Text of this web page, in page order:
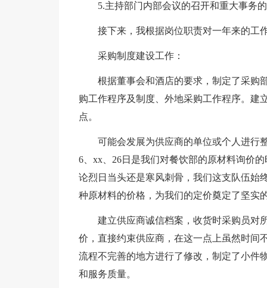
5.主持部门内部会议的召开和重大事务
接下来，我根据岗位职责对一年来的工
采购制度建设工作：
根据董事会和酒店的要求，制定了采购
购工作程序及制度、外地采购工作程序。建
点。
可能会发展为供应商的单位或个人进行
6、xx、26日是我们对餐饮部的原材料询价
论烈日当头还是寒风刺骨，我们这支队伍始
种原材料的价格，为我们的定价奠定了坚实
建立供应商诚信档案，收货时采购员对
价，直接约束供应商，在这一点上虽然时间
流程不完善的地方进行了修改，制定了小件
和服务质量。